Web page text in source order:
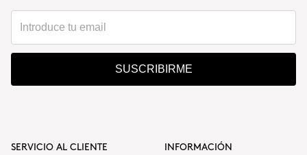
SUSCRIBIRME
SERVICIO AL CLIENTE INFORMACIÓN